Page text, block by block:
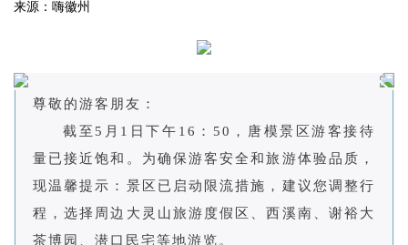
来源：嗨徽州
尊敬的游客朋友：
截至5月1日下午16：50，唐模景区游客接待
量已接近饱和。为确保游客安全和旅游体验品质，
现温馨提示：景区已启动限流措施，建议您调整行
程，选择周边大灵山旅游度假区、西溪南、谢裕大
茶博园、潜口民宅等地游览。